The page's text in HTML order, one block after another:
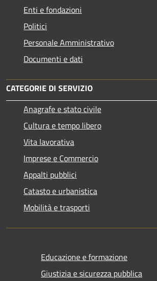
Enti e fondazioni
Politici
Personale Amministrativo
Documenti e dati
CATEGORIE DI SERVIZIO
Anagrafe e stato civile
Cultura e tempo libero
Vita lavorativa
Imprese e Commercio
Appalti pubblici
Catasto e urbanistica
Mobilità e trasporti
Educazione e formazione
Giustizia e sicurezza pubblica